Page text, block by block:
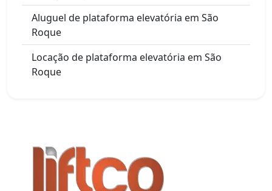
Aluguel de plataforma elevatória em São
Roque
Locação de plataforma elevatória em São
Roque